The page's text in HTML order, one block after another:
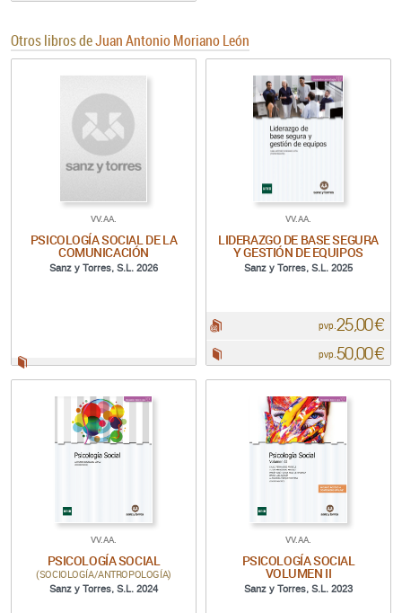
Otros libros deJuan Antonio Moriano León
VV.AA.
PSICOLOGÍA SOCIAL DE LA
COMUNICACIÓN
Sanz y Torres, S.L. 2026
VV.AA.
LIDERAZGO DE BASE SEGURA
Y GESTIÓN DE EQUIPOS
Sanz y Torres, S.L. 2025
pvp. 25,00 €
pvp.50,00 €
VV.AA.
PSICOLOGÍA SOCIAL
(SOCIOLOGÍA/ANTROPOLOGÍA)
Sanz y Torres, S.L. 2024
VV.AA.
PSICOLOGÍA SOCIAL
VOLUMEN II
Sanz y Torres, S.L. 2023